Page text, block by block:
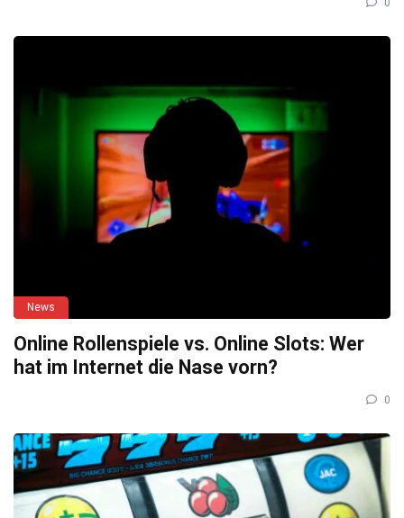
News
Online Rollenspiele vs. Online Slots: Wer
hat im Internet die Nase vorn?
0